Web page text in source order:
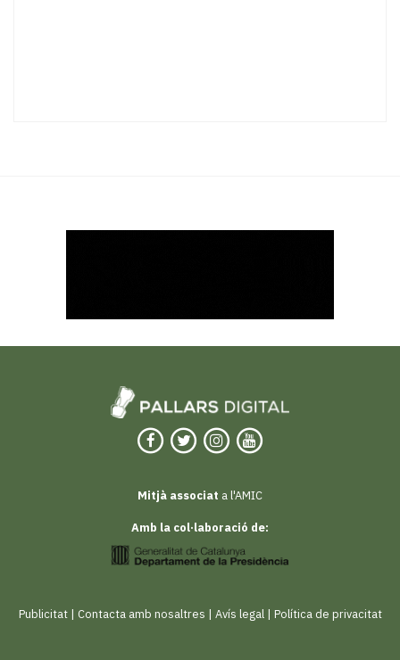
Mitjà associat a l'AMIC
Amb la col·laboració de:
Publicitat| Contacta amb nosaltres Avís legal| Política de privacitat